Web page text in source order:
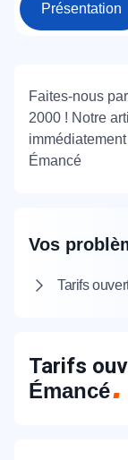
Présentation
Faites-nous
2000 ! Notre
Émancé
Vos
Tarifs
Tarifs
Émancé